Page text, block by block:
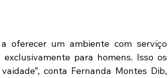
oferecer um ambiente com serviço
para homens. Isso os
conta Fernanda Montes Dib,